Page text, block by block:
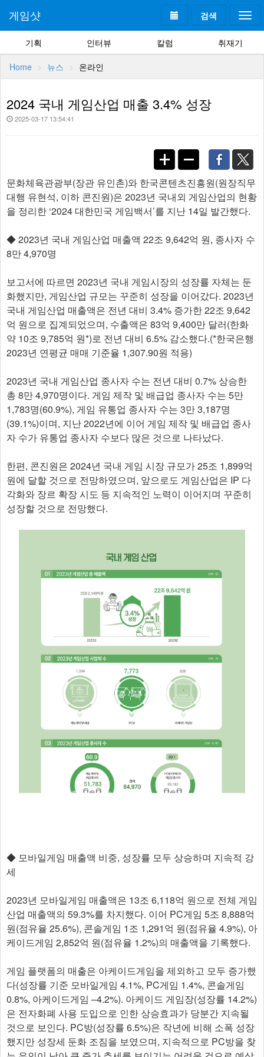
검색
게임샷
기획 인터뷰 칼럼 취재기
Home 뉴스 온라인
2024 국내 게임산업 매출 3.4% 성장
2025-03-17 13:54:41
문화체육관광부(장관 유인촌)와 한국콘텐츠진흥원(원장직무
대행 유현석, 이하 콘진원)은 2023년 국내외 게임산업의 현황
을 정리한 ‘2024 대한민국 게임백서’를 지난 14일 발간했다.
◆ 2023년 국내 게임산업 매출액 22조 9,642억 원, 종사자 수
8만 4,970명
보고서에 따르면 2023년 국내 게임시장의 성장률 자체는 둔
화했지만, 게임산업 규모는 꾸준히 성장을 이어갔다. 2023년
국내 게임산업 매출액은 전년 대비 3.4% 증가한 22조 9,642
억 원으로 집계되었으며, 수출액은 83억 9,400만 달러(한화
약 10조 9,785억 원*)로 전년 대비 6.5% 감소했다.(*한국은행
2023년 연평균 매매 기준율 1,307.90원 적용)
2023년 국내 게임산업 종사자 수는 전년 대비 0.7% 상승한
총 8만 4,970명이다. 게임 제작 및 배급업 종사자 수는 5만
1,783명(60.9%), 게임 유통업 종사자 수는 3만 3,187명
(39.1%)이며, 지난 2022년에 이어 게임 제작 및 배급업 종사
자 수가 유통업 종사자 수보다 많은 것으로 나타났다.
한편, 콘진원은 2024년 국내 게임 시장 규모가 25조 1,899억
원에 달할 것으로 전망하였으며, 앞으로도 게임산업은 IP 다
각화와 장르 확장 시도 등 지속적인 노력이 이어지며 꾸준히
성장할 것으로 전망했다.
◆ 모바일게임 매출액 비중, 성장률 모두 상승하며 지속적 강
세
2023년 모바일게임 매출액은 13조 6,118억 원으로 전체 게임
산업 매출액의 59.3%를 차지했다. 이어 PC게임 5조 8,888억
원(점유율 25.6%), 콘솔게임 1조 1,291억 원(점유율 4.9%), 아
케이드게임 2,852억 원(점유율 1.2%)의 매출액을 기록했다.
게임 플랫폼의 매출은 아케이드게임을 제외하고 모두 증가했
다(성장률 기준 모바일게임 4.1%, PC게임 1.4%, 콘솔게임
0.8%, 아케이드게임 –4.2%). 아케이드 게임장(성장률 14.2%)
은 전자화폐 사용 도입으로 인한 상승효과가 당분간 지속될
것으로 보인다. PC방(성장률 6.5%)은 작년에 비해 소폭 성장
했지만 성장세 둔화 조짐을 보였으며, 지속적으로 PC방을 찾